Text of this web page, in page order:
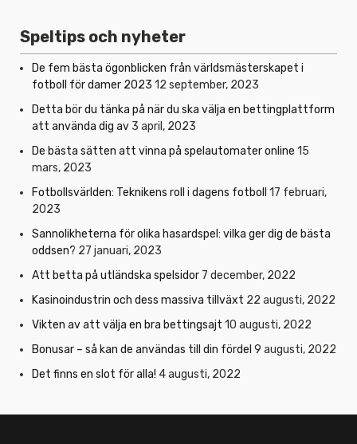
Speltips och nyheter
De fem bästa ögonblicken från världsmästerskapet i
fotboll för damer 2023 12 september, 2023
Detta bör du tänka på när du ska välja en bettingplattform
att använda dig av 3 april, 2023
De bästa sätten att vinna på spelautomater online 15
mars, 2023
Fotbollsvärlden: Teknikens roll i dagens fotboll 17 februari,
2023
Sannolikheterna för olika hasardspel: vilka ger dig de bästa
oddsen? 27 januari, 2023
Att betta på utländska spelsidor 7 december, 2022
Kasinoindustrin och dess massiva tillväxt 22 augusti, 2022
Vikten av att välja en bra bettingsajt 10 augusti, 2022
Bonusar – så kan de användas till din fördel 9 augusti, 2022
Det finns en slot för alla! 4 augusti, 2022